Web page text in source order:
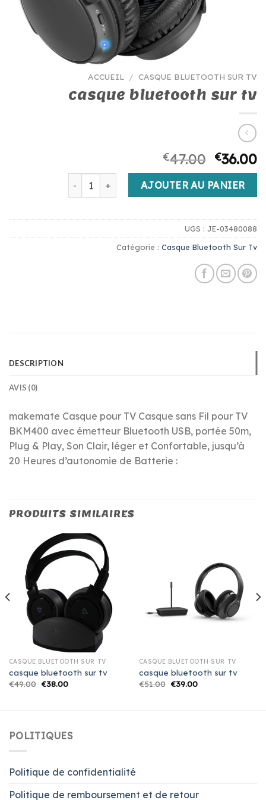
ACCUEIL / CASQUE BLUETOOTH SUR TV
casque bluetooth sur tv
€47.00 €36.00
quantité de casque bluetooth sur tv
AJOUTER AU PANIER
UGS : JE-03480088
Catégorie : Casque Bluetooth Sur Tv
DESCRIPTION
AVIS (0)
makemate Casque pour TV Casque sans Fil pour TV
BKM400 avec émetteur Bluetooth USB, portée 50m,
Plug & Play, Son Clair, léger et Confortable, jusqu’à
20 Heures d’autonomie de Batterie :
PRODUITS SIMILAIRES
CASQUE BLUETOOTH SUR TV
casque bluetooth sur tv
€49.00 €38.00
CASQUE BLUETOOTH SUR TV
casque bluetooth sur tv
€51.00 €39.00
POLITIQUES
Politique de confidentialité
Politique de remboursement et de retour